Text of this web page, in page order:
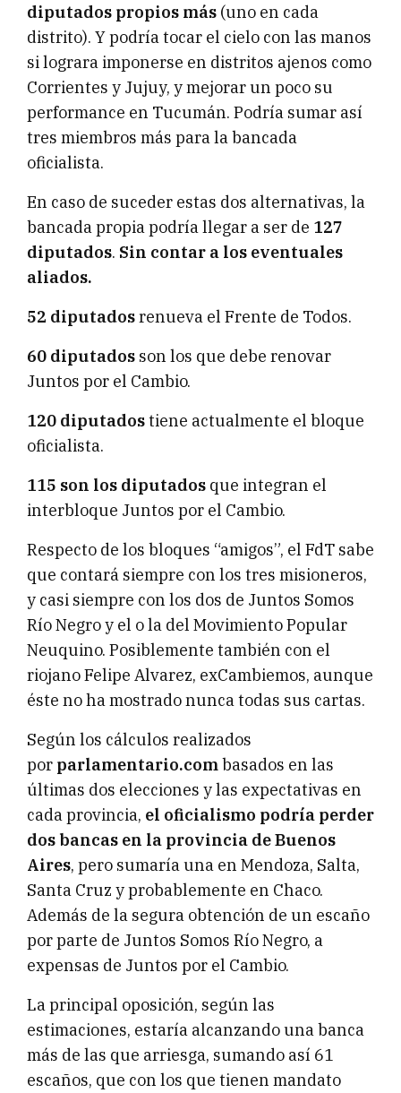
diputados propios más (uno en cada
distrito). Y podría tocar el cielo con las manos
si lograra imponerse en distritos ajenos como
Corrientes y Jujuy, y mejorar un poco su
performance en Tucumán. Podría sumar así
tres miembros más para la bancada
oficialista.
En caso de suceder estas dos alternativas, la
bancada propia podría llegar a ser de 127
diputados. Sin contar a los eventuales
aliados.
52 diputadosrenueva el Frente de Todos.
60 diputados son los que debe renovar
Juntos por el Cambio.
120 diputadostiene actualmente el bloque
oficialista.
115 son los diputados que integran el
interbloque Juntos por el Cambio.
Respecto de los bloques “amigos”, el FdT sabe
que contará siempre con los tres misioneros,
y casi siempre con los dos de Juntos Somos
Río Negro y el o la del Movimiento Popular
Neuquino. Posiblemente también con el
riojano Felipe Alvarez, exCambiemos, aunque
éste no ha mostrado nunca todas sus cartas.
Según los cálculos realizados
por parlamentario.combasados en las
últimas dos elecciones y las expectativas en
cada provincia, el oficialismo podría perder
dos bancas en la provincia de Buenos
Aires, pero sumaría una en Mendoza, Salta,
Santa Cruz y probablemente en Chaco.
Además de la segura obtención de un escaño
por parte de Juntos Somos Río Negro, a
expensas de Juntos por el Cambio.
La principal oposición, según las
estimaciones, estaría alcanzando una banca
más de las que arriesga, sumando así 61
escaños, que con los que tienen mandato